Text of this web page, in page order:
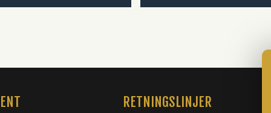
RETNINGSLINJER